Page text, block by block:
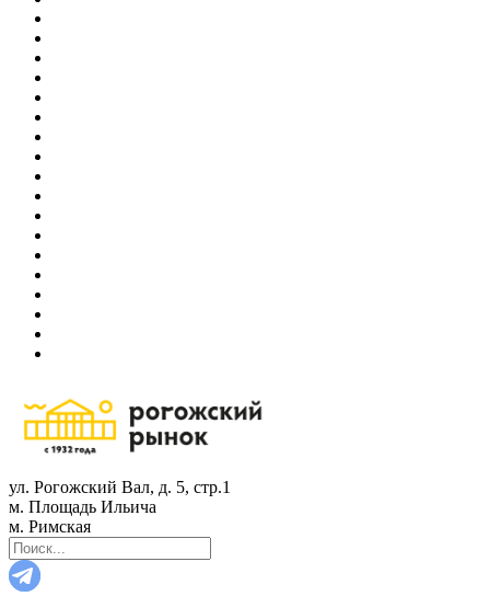
ул. Рогожский Вал, д. 5, стр.1
м. Площадь Ильича
м. Римская